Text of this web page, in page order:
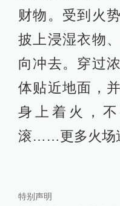
财物。受到火
披上浸湿衣物
向冲去。穿过
体贴近地面，
身上着火，
滚……更多火场
特别声明